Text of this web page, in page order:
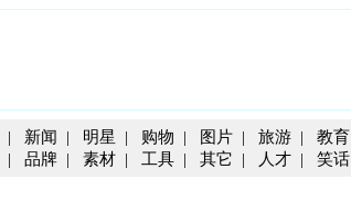
| 新闻 | 明星 | 购物 | 图片 | 旅游 | 教育
| 品牌 | 素材 | 工具 | 其它 | 人才 | 笑话